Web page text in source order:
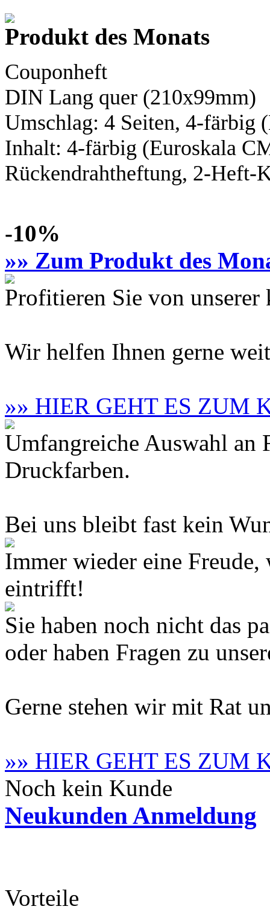
Produkt des Monats
Couponheft
DIN Lang quer (210x99mm)
Umschlag: 4 Seiten, 4-färbig
Inhalt: 4-färbig (Euroskala
Rückendrahtheftung, 2-Heft-
-10%
»» Zum Produkt des
Profitieren Sie von unserer
Wir helfen Ihnen gerne
»» HIER GEHT ES ZUM
Umfangreiche Auswahl an
Druckfarben.
Bei uns bleibt fast kein
Immer wieder eine
eintrifft!
Sie haben noch nicht das
oder haben Fragen zu
Gerne stehen wir mit Rat
»» HIER GEHT ES ZUM
Noch kein Kunde
Neukunden Anmeldung
Vorteile